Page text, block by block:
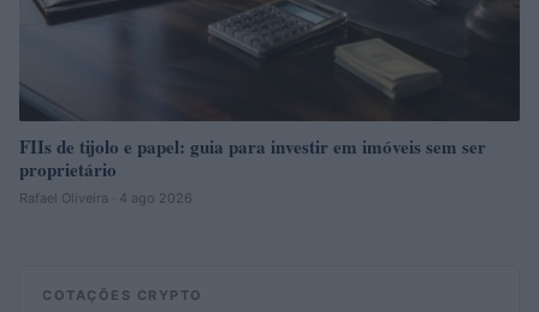
FIIs de tijolo e papel: guia para investir em imóveis sem ser
proprietário
Rafael Oliveira · 4 ago 2026
COTAÇÕES CRYPTO